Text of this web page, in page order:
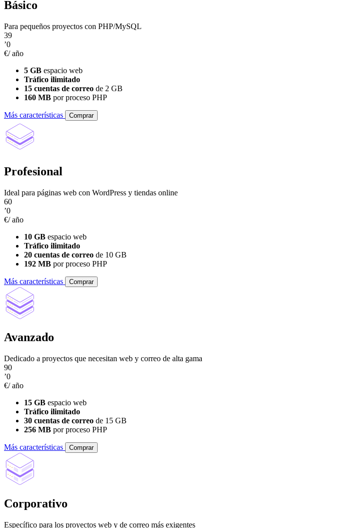
Básico
Para pequeños proyectos con PHP/MySQL
39
’0
€/ año
5 GB espacio web
Tráfico ilimitado
15 cuentas de correo de 2 GB
160 MB por proceso PHP
Más características Comprar
Profesional
Ideal para páginas web con WordPress y tiendas online
60
’0
€/ año
10 GB espacio web
Tráfico ilimitado
20 cuentas de correo de 10 GB
192 MB por proceso PHP
Más características Comprar
Avanzado
Dedicado a proyectos que necesitan web y correo de alta gama
90
’0
€/ año
15 GB espacio web
Tráfico ilimitado
30 cuentas de correo de 15 GB
256 MB por proceso PHP
Más características Comprar
Corporativo
Específico para los proyectos web y de correo más exigentes